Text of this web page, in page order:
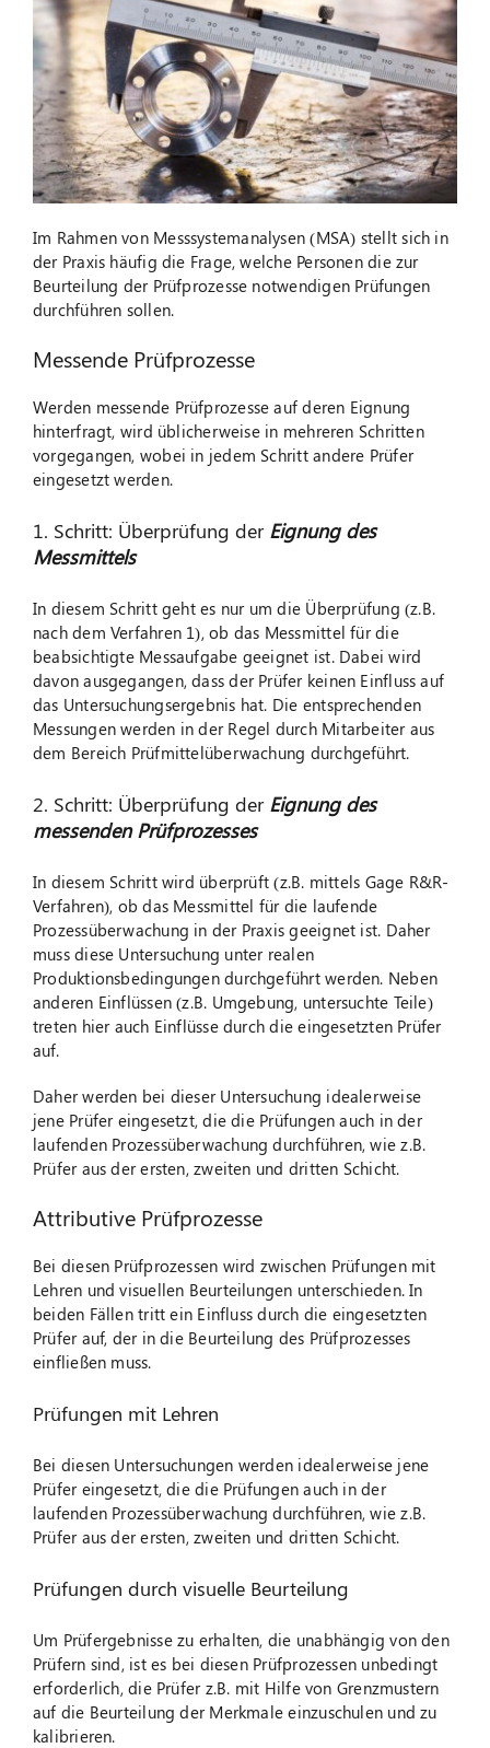
Suche
nach:
Im Rahmen von Messsystemanalysen (MSA) stellt sich in
der Praxis häufig die Frage, welche Personen die zur
Beurteilung der Prüfprozesse notwendigen Prüfungen
durchführen sollen.
Messende Prüfprozesse
Werden messende Prüfprozesse auf deren Eignung
hinterfragt, wird üblicherweise in mehreren Schritten
vorgegangen, wobei in jedem Schritt andere Prüfer
eingesetzt werden.
1. Schritt: Überprüfung der Eignung des
Messmittels
In diesem Schritt geht es nur um die Überprüfung (z.B.
nach dem Verfahren 1), ob das Messmittel für die
beabsichtigte Messaufgabe geeignet ist. Dabei wird
davon ausgegangen, dass der Prüfer keinen Einfluss auf
das Untersuchungsergebnis hat. Die entsprechenden
Messungen werden in der Regel durch Mitarbeiter aus
dem Bereich Prüfmittelüberwachung durchgeführt.
2. Schritt: Überprüfung der Eignung des
messenden Prüfprozesses
In diesem Schritt wird überprüft (z.B. mittels Gage R&R-
Verfahren), ob das Messmittel für die laufende
Prozessüberwachung in der Praxis geeignet ist. Daher
muss diese Untersuchung unter realen
Produktionsbedingungen durchgeführt werden. Neben
anderen Einflüssen (z.B. Umgebung, untersuchte Teile)
treten hier auch Einflüsse durch die eingesetzten Prüfer
auf.
Daher werden bei dieser Untersuchung idealerweise
jene Prüfer eingesetzt, die die Prüfungen auch in der
laufenden Prozessüberwachung durchführen, wie z.B.
Prüfer aus der ersten, zweiten und dritten Schicht.
Attributive Prüfprozesse
Bei diesen Prüfprozessen wird zwischen Prüfungen mit
Lehren und visuellen Beurteilungen unterschieden. In
beiden Fällen tritt ein Einfluss durch die eingesetzten
Prüfer auf, der in die Beurteilung des Prüfprozesses
einfließen muss.
Prüfungen mit Lehren
Bei diesen Untersuchungen werden idealerweise jene
Prüfer eingesetzt, die die Prüfungen auch in der
laufenden Prozessüberwachung durchführen, wie z.B.
Prüfer aus der ersten, zweiten und dritten Schicht.
Prüfungen durch visuelle Beurteilung
Um Prüfergebnisse zu erhalten, die unabhängig von den
Prüfern sind, ist es bei diesen Prüfprozessen unbedingt
erforderlich, die Prüfer z.B. mit Hilfe von Grenzmustern
auf die Beurteilung der Merkmale einzuschulen und zu
kalibrieren.